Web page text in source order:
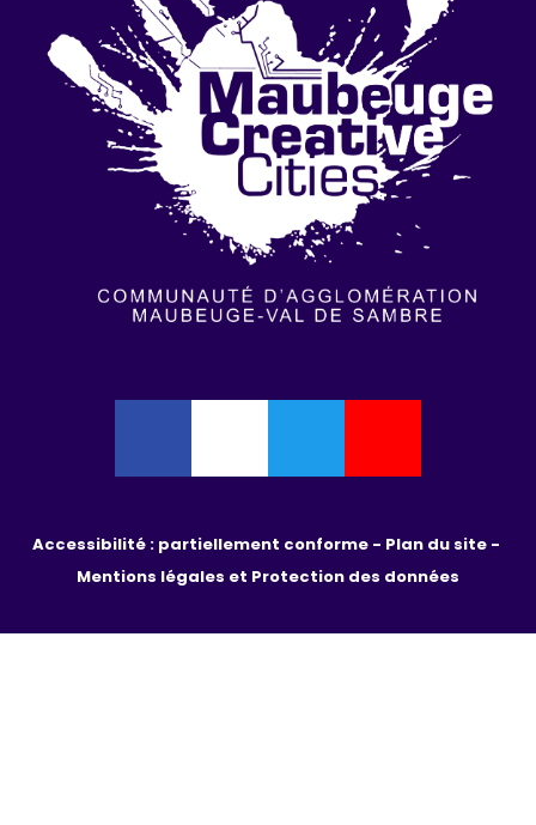
Accessibilité : partiellement conforme -
Mentions légales et Protection des données